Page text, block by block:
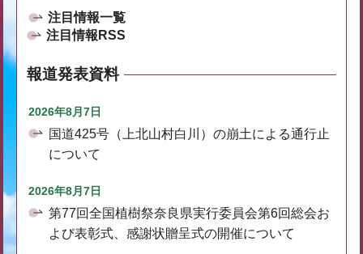
注目情報一覧
注目情報RSS
報道発表資料
2026年8月7日
国道425号（上北山村白川）の崩土による通行止
について
2026年8月7日
第77回全国植樹祭奈良県実行委員会第6回総会お
よび表彰式、感謝状贈呈式の開催について